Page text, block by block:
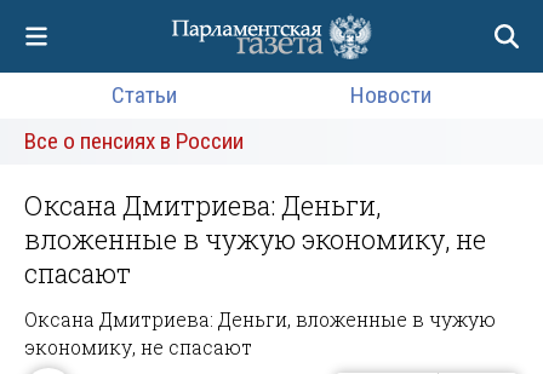
Статьи
Новости
Все о пенсиях в России
Оксана Дмитриева: Деньги,
вложенные в чужую экономику, не
спасают
Оксана Дмитриева: Деньги, вложенные в чужую
экономику, не спасают